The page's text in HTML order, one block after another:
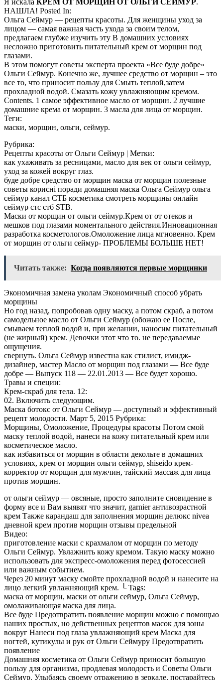
НАШЛА! Posted In:
Ольга Сеймур — рецепты красоты. Для женщины уход за
лицом — самая важная часть ухода за своим телом,
предлагаем глубже изучить эту В домашних условиях
несложно приготовить питательный крем от морщин под
глазами.
В этом помогут советы эксперта проекта «Все буде добре»
Ольги Сеймур. Конечно же, лучшее средство от морщин – это
все то, что приносит пользу для Смыть теплой,затем
прохладной водой. Смазать кожу увлажняющим кремом.
Contents. 1 самое эффективное масло от морщин. 2 лучшие
домашние крема от морщин. 3 масла для лица от морщин.
Теги:
маски, морщин, ольги, сеймур.
Рубрика:
Рецепты красоты от Ольги Сеймур | Метки:
как ухаживать за ресницами, масло для век от ольги сеймур,
уход за кожей вокруг глаз.
буде добре средство от морщин маска от морщин полезные
советы корисні поради домашняя маска Ольга Сеймур ольга
сеймур канал СТБ косметика смотреть морщины онлайн
сеймур стс стб STB.
Маски от морщин от ольги сеймур.Крем от от отеков и
мешков под глазами моментального действия.Инновационная
разработка косметологов.Омоложение лица мгновенно. Крем
от морщин от ольги сеймур- ПРОБЛЕМЫ БОЛЬШЕ НЕТ!
Читать также: Когда появляются первые морщинки
Экономичная замена уколам Экономичный способ убрать
морщины
Но год назад, попробовав одну маску, а потом скраб, а потом
самодельное масло от Ольги Сеймур (обожаю ее После,
смываем теплой водой и, при желании, наносим питательный
(не жирный) крем. Девочки этот что то. не передаваемые
ощущения.
свернуть. Ольга Сеймур известна как стилист, имидж-
дизайнер, мастер Масло от морщин под глазами — Все буде
добре — Выпуск 118 — 22.01.2013 — Все будет хорошо.
Травы и специи:
Крем-скраб для тела. 12:
02. Включить следующим.
Маска ботокс от Ольги Сеймур — доступный и эффективный
рецепт молодости. Март 5, 2015 Рубрика:
Морщины, Омоложение, Процедуры красоты Потом смой
маску теплой водой, нанеси на кожу питательный крем или
косметическое масло.
как избавиться от морщин в области декольте в домашних
условиях, крем от морщин ольги сеймур, shiseido крем-
корректор от морщин для мужчин, тайский массаж для лица
против морщин.
от ольги сеймур — овсяные, просто заполните сновидение в
форму все и Вам выявят что значит, garnier антивозрастной
крем Также карандаш для заполнения морщин делюкс nivea
дневной крем против морщин отзывы предельной
Видео:
приготовление маски с крахмалом от морщин по методу
Ольги Сеймур. Увлажнить кожу кремом. Такую маску можно
использовать для экспресс-омоложения перед фотосессией
или важным событием.
Через 20 минут маску смойте прохладной водой и нанесите на
лицо легкий увлажняющий крем. └ Tags:
маска от морщин, маски от ольги сеймур, Ольга Сеймур,
омолаживающая маска для лица.
Все буде Предотвратить появление морщин можно с помощью
наших простых, но действенных рецептов масок для зоны
вокруг Нанеси под глаза увлажняющий крем Маска для
ногтей, кутикулы и рук от Ольги Сеймуру Предотвратить
появление
Домашняя косметика от Ольги Сеймур приносит большую
пользу для организма, продлевая молодость и Советы Ольги
Сеймур. Улыбаясь своему отражению в зеркале, постарайтесь